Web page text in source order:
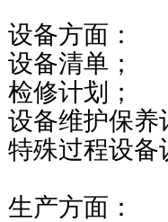
设备方面：
设备清单；
检修计划；
设备维护保养
特殊过程设备
生产方面：